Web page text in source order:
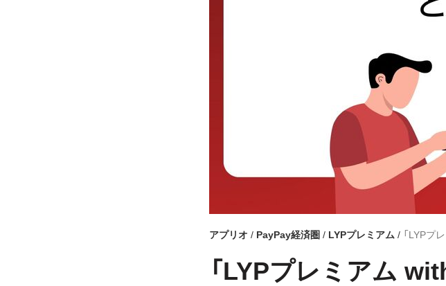
アプリオ PayPay経済圏 LYPプレミアム 「LYPプ
「LYPプレミアム